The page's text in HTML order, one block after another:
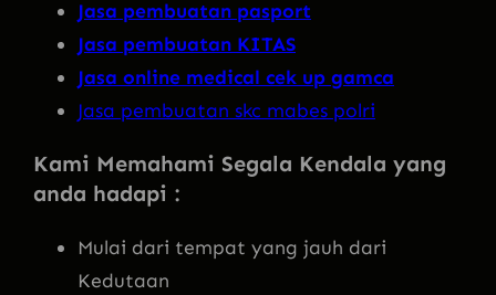
Jasa pembuatan pasport
Jasa pembuatan KITAS
Jasa online medical cek up gamca
Jasa pembuatan skc mabes polri
Kami Memahami Segala Kendala yang
anda hadapi :
Mulai dari tempat yang jauh dari
Kedutaan